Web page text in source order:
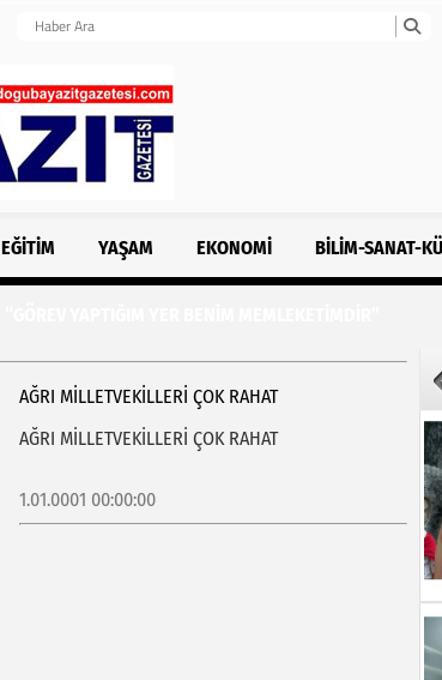
EĞITIM YAŞAM EKONOMI BILIM-SANAT-
AĞRI MİLLETVEKİLLERİ ÇOK RAHAT
AĞRI MİLLETVEKİLLERİ ÇOK RAHAT
1.01.0001 00:00:00